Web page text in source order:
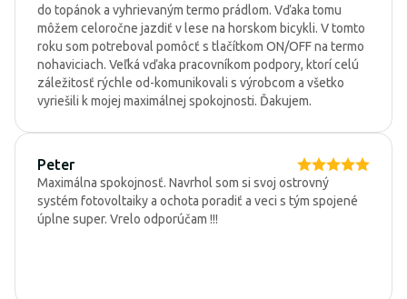
do topánok a vyhrievaným termo prádlom. Vďaka tomu
môžem celoročne jazdiť v lese na horskom bicykli. V tomto
roku som potreboval pomôcť s tlačítkom ON/OFF na termo
nohaviciach. Veľká vďaka pracovníkom podpory, ktorí celú
záležitosť rýchle od-komunikovali s výrobcom a všetko
vyriešili k mojej maximálnej spokojnosti. Ďakujem.
Peter
Maximálna spokojnosť. Navrhol som si svoj ostrovný
systém fotovoltaiky a ochota poradiť a veci s tým spojené
úplne super. Vrelo odporúčam !!!